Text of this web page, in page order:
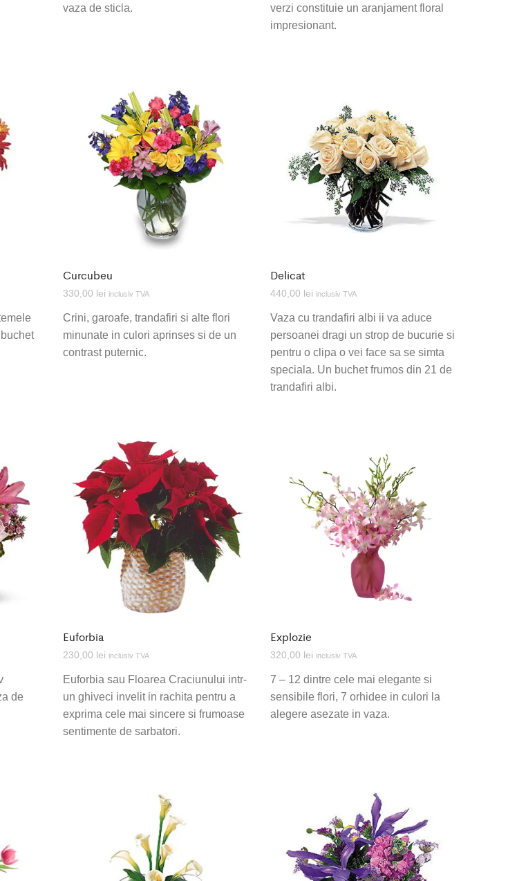
vaza de sticla.
verzi constituie un aranjament floral
impresionant.
Curcubeu
330,00 lei inclusiv TVA
Crini, garoafe, trandafiri si alte flori
minunate in culori aprinses si de un
contrast puternic.
Delicat
440,00 lei inclusiv TVA
Vaza cu trandafiri albi ii va aduce
persoanei dragi un strop de bucurie si
pentru o clipa o vei face sa se simta
speciala. Un buchet frumos din 21 de
trandafiri albi.
de
Euforbia
230,00 lei inclusiv TVA
Euforbia sau Floarea Craciunului intr-
un ghiveci invelit in rachita pentru a
exprima cele mai sincere si frumoase
sentimente de sarbatori.
Explozie
320,00 lei inclusiv TVA
7 – 12 dintre cele mai elegante si
sensibile flori, 7 orhidee in culori la
alegere asezate in vaza.